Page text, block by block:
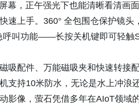
幕，正午强光下也能清晰看清画
速上手。360° 全包围仓保护镜
呼叫功能——长按关机键即可轻触
吸配件、万能磁吸夹和快速转接
支持10米防水，无论是水上冲浪
影像，萤石凭借多年在AIoT领域